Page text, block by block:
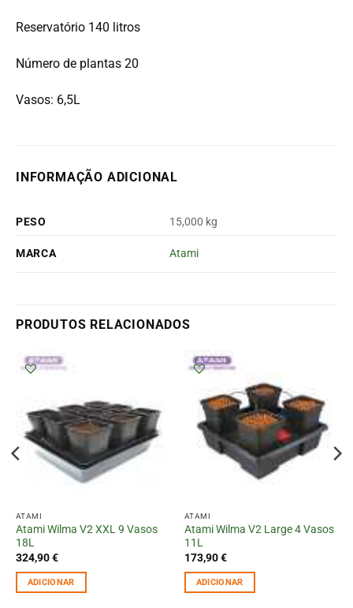
Reservatório 140 litros
Número de plantas 20
Vasos: 6,5L
INFORMAÇÃO ADICIONAL
PESO 15,000 kg
MARCA Atami
PRODUTOS RELACIONADOS
ATAMI
Atami Wilma V2 XXL 9 Vasos
18L
324,90€
ADICIONAR
ATAMI
Atami Wilma V2 Large 4 Vasos
11L
173,90€
ADICIONAR